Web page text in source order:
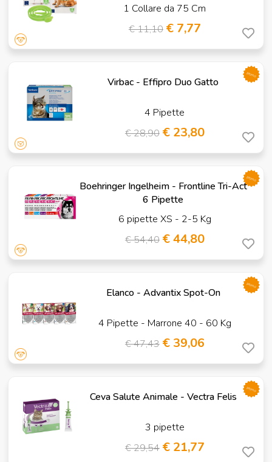
1 Collare da 75 Cm
€ 11,10 € 7,77
Virbac - Effipro Duo Gatto
4 Pipette
€ 28,90 € 23,80
promo
Boehringer Ingelheim - Frontline Tri-Act
6 Pipette
6 pipette XS - 2-5 Kg
€ 54,40 € 44,80
promo
Elanco - Advantix Spot-On
4 Pipette - Marrone 40 - 60 Kg
€ 47,43 € 39,06
promo
Ceva Salute Animale - Vectra Felis
3 pipette
€ 29,54 € 21,77
promo